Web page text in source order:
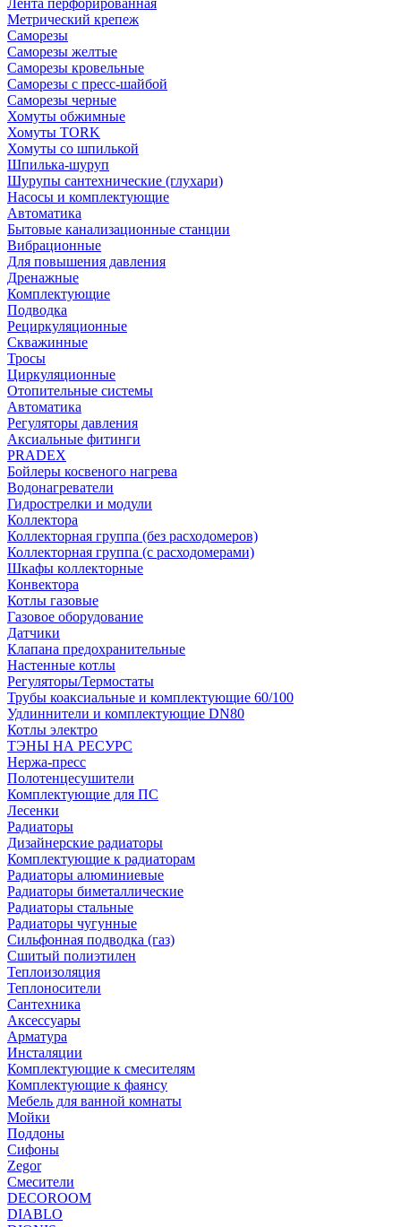
Лента перфорированная
Метрический крепеж
Саморезы
Саморезы желтые
Саморезы кровельные
Саморезы с пресс-шайбой
Саморезы черные
Хомуты обжимные
Хомуты TORK
Хомуты со шпилькой
Шпилька-шуруп
Шурупы сантехнические (глухари)
Насосы и комплектующие
Автоматика
Бытовые канализационные станции
Вибрационные
Для повышения давления
Дренажные
Комплектующие
Подводка
Рециркуляционные
Скважинные
Тросы
Циркуляционные
Отопительные системы
Автоматика
Регуляторы давления
Аксиальные фитинги
PRADEX
Бойлеры косвеного нагрева
Водонагреватели
Гидрострелки и модули
Коллектора
Коллекторная группа (без расходомеров)
Коллекторная группа (с расходомерами)
Шкафы коллекторные
Конвектора
Котлы газовые
Газовое оборудование
Датчики
Клапана предохранительные
Настенные котлы
Регуляторы/Термостаты
Трубы коаксиальные и комплектующие 60/100
Удлиннители и комплектующие DN80
Котлы электро
ТЭНЫ НА РЕСУРС
Нержа-пресс
Полотенцесушители
Комплектующие для ПС
Лесенки
Радиаторы
Дизайнерские радиаторы
Комплектующие к радиаторам
Радиаторы алюминиевые
Радиаторы биметаллические
Радиаторы стальные
Радиаторы чугунные
Сильфонная подводка (газ)
Сшитый полиэтилен
Теплоизоляция
Теплоносители
Сантехника
Аксессуары
Арматура
Инсталяции
Комплектующие к смесителям
Комплектующие к фаянсу
Мебель для ванной комнаты
Мойки
Поддоны
Сифоны
Zegor
Смесители
DECOROOM
DIABLO